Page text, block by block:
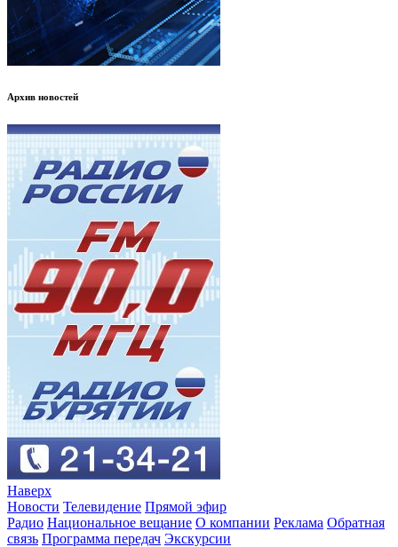
Архив новостей
Наверх
Новости Телевидение Прямой эфир
Радио Национальное вещание О компании Реклама Обратная
связь Программа передач Экскурсии